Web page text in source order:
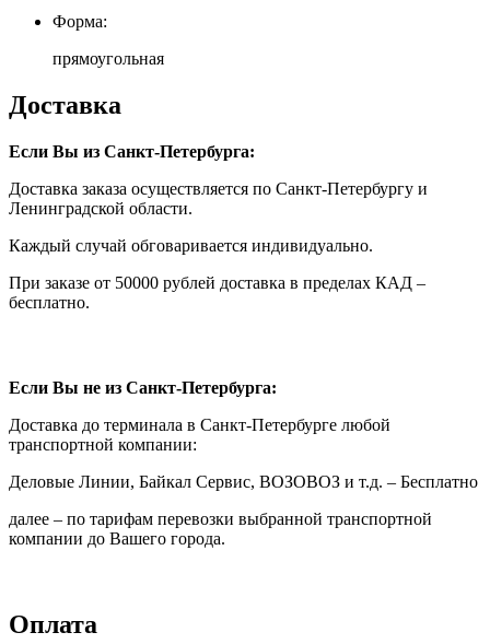
Форма:
прямоугольная
Доставка
Если Вы из Санкт-Петербурга:
Доставка заказа осуществляется по Санкт-Петербургу и
Ленинградской области.
Каждый случай обговаривается индивидуально.
При заказе от 50000 рублей доставка в пределах КАД –
бесплатно.
Если Вы не из Санкт-Петербурга:
Доставка до терминала в Санкт-Петербурге любой
транспортной компании:
Деловые Линии, Байкал Сервис, ВОЗОВОЗ и т.д. – Бесплатно
далее – по тарифам перевозки выбранной транспортной
компании до Вашего города.
Оплата